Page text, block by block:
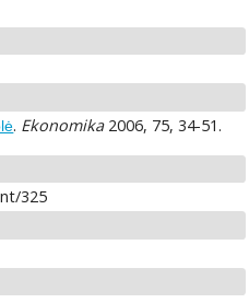
. Ekonomika2006, 75, 34-51.
325